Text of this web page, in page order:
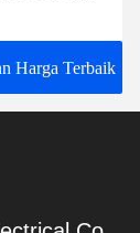
Harga Terbaik